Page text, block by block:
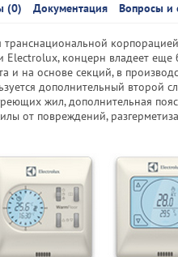
(0) Документация Вопросы и
концерн владеет
и на основе секций, в
дополнительный второй
жил, дополнительная
от повреждений,